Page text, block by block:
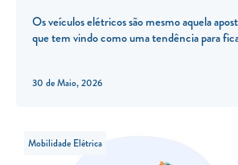
Os veículos elétricos são mesmo aquela
que tem vindo como uma tendência para
30 de Maio, 2026
Mobilidade Elétrica